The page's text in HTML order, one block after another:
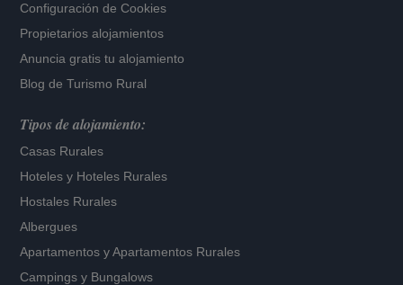
Configuración de Cookies
Propietarios alojamientos
Anuncia gratis tu alojamiento
Blog de Turismo Rural
Tipos de alojamiento:
Casas Rurales
Hoteles y Hoteles Rurales
Hostales Rurales
Albergues
Apartamentos yApartamentos Rurales
Campings y Bungalows